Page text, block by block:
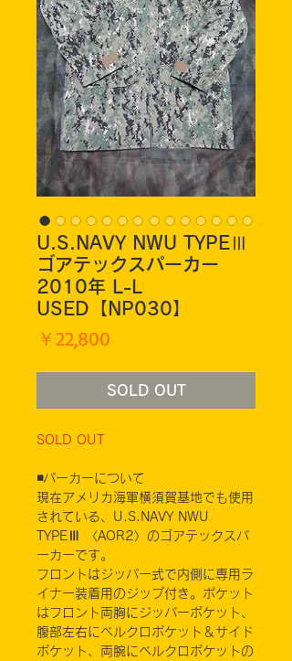
U.S.NAVY NWU TYPEⅢ
ゴアテックスパーカー
2010年 L-L
USED【NP030】
￥22,800
SOLD OUT
SOLD OUT
◾️パーカーについて
現在アメリカ海軍横須賀基地でも使用
されている、U.S.NAVY NWU
TYPEⅢ 〈AOR2〉のゴアテックスパ
ーカーです。
フロントはジッパー式で内側に専用ラ
イナー装着用のジップ付き。ポケット
はフロント両胸にジッパーポケット、
腹部左右にベルクロポケット＆サイド
ポケット、両腕にベルクロポケットの